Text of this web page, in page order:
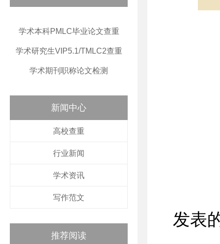
学术本科PMLC毕业论文查重
学术研究生VIP5.1/TMLC2查重
学术期刊职称论文检测
新闻中心
高校查重
行业新闻
学术资讯
写作范文
推荐阅读
发表